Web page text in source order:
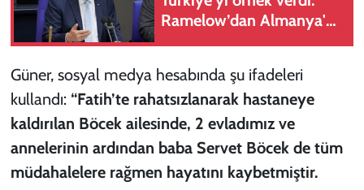
Ramelow’dan Almanya'da
Güner, sosyal medya hesabında şu ifadeleri
kullandı: “Fatih’te rahatsızlanarak hastaneye
kaldırılan Böcek ailesinde, 2 evladımız ve
annelerinin ardından baba Servet Böcek de tüm
müdahalelere rağmen hayatını kaybetmiştir.